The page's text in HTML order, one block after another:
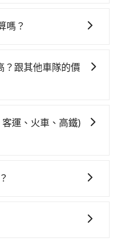
近的苗栗高鐵站，叫
前往嘉義高鐵站，每
後再根據距離的遠近
費為720元。不過苗栗
多輛，計程車的密度為
地人便漫天喊價或恣
額外支出約80元的交
車），最重要的是你
額外加收$3.2，從苗栗
的花費預估為
額外的汽車保險與可
iRent只提供最基本的
最令人詬病的就是車
預約了時間但上一位
嗎？
也可考慮打電話至附
無線金昌計程車等叫
注意苗栗縣僅有合法
北的0.5%，也就是說
先做好規劃。再加上苗
tripool都是你從苗栗縣
跟其他車隊的價
，有以短程與城市為
Taxi、Uber，機場接送
從哪邊去哪裡（當然
運、火車、高鐵)
同，可先確定您的預
眾運輸或較貴的計程
價便宜不少，是不是